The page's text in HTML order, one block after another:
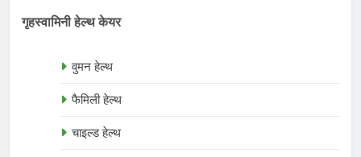
गृहस्वामिनी हेल्थ केयर
वुमन हेल्थ
फैमिली हेल्थ
चाइल्ड हेल्थ